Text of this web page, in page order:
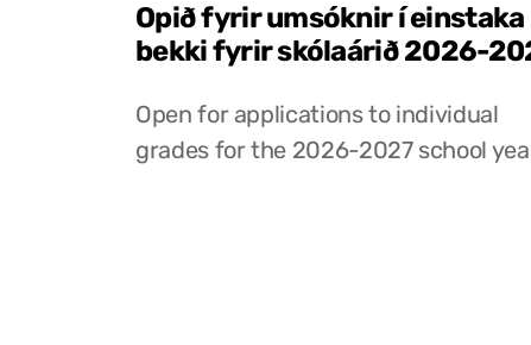
Opið fyrir umsóknir í einstaka
bekki fyrir skólaárið 2026-
Open for applications to individual
grades for the 2026-2027 school